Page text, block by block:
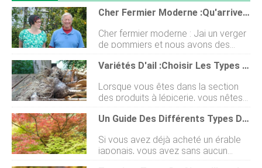
Cher Fermier Moderne :qu'arrive-T-Il Au Nom De Dieu À Mes Pommes ?
Cher fermier moderne : Jai un verger
de pommiers et nous avons des
tonnes de bons fruits qui arrivent
cette année. Mais jai commencé à
côté de mes pommes, et une
substance gluante rouge-brun
sémiettant deux. Et quand je les ai
coupés, cest létoffe des
cauchemars. Quel est le problème?
Anxieux à propos des pommes à
Yakima Manjula et Orin Martin. Photo
Variétés D'ail :Choisir Les Types D'ail À Cultiver Dans Votre Jardin
Lorsque vous êtes dans la section
des produits à lépicerie, vous nêtes
pas présenté avec des variétés dail
sans fin. Vous avez généralement un
simplement « ail ». Mais il existe un
certain nombre de cultivars dail,
originaires de nimporte où de lAsie à
Un Guide Des Différents Types D'érables Japonais
Si vous avez déjà acheté un érable
japonais, vous avez sans aucun
doute remarqué quils se présentent